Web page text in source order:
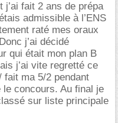
j’ai fait 2 ans de prépa
admissible à l’ENS
raté mes oraux
j’ai décidé
qui était mon plan B
j’ai vite regretté ce
fait ma 5/2 pendant
concours. Au final je
sur liste principale